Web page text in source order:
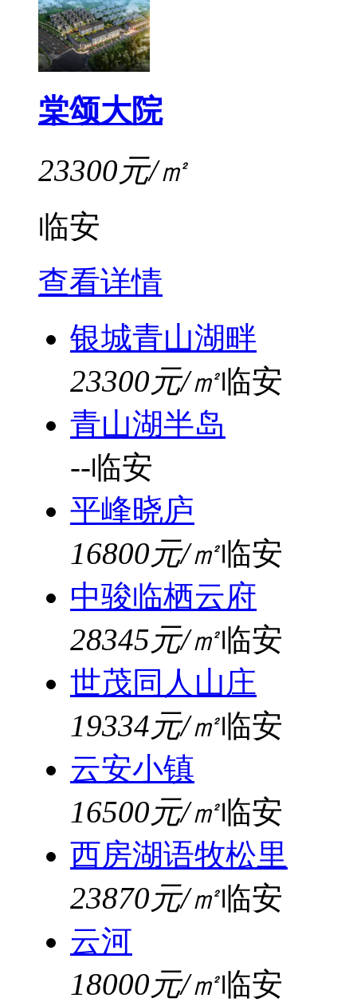
棠颂大院
23300元/㎡
临安
查看详情
银城青山湖畔
23300元/㎡临安
青山湖半岛
--临安
平峰晓庐
16800元/㎡临安
中骏临栖云府
28345元/㎡临安
世茂同人山庄
19334元/㎡临安
云安小镇
16500元/㎡临安
西房湖语牧松里
23870元/㎡临安
云河
18000元/㎡临安